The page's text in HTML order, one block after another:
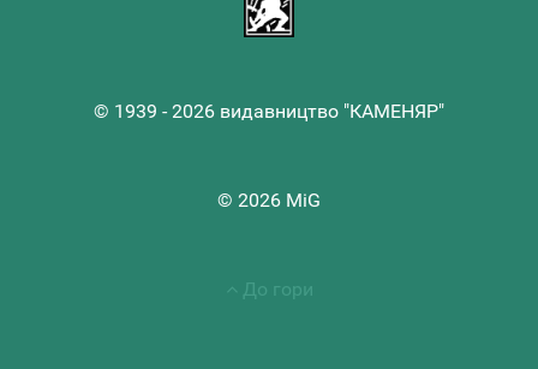
© 1939 - 2026 видавництво "КАМЕНЯР"
© 2026 MiG
До гори